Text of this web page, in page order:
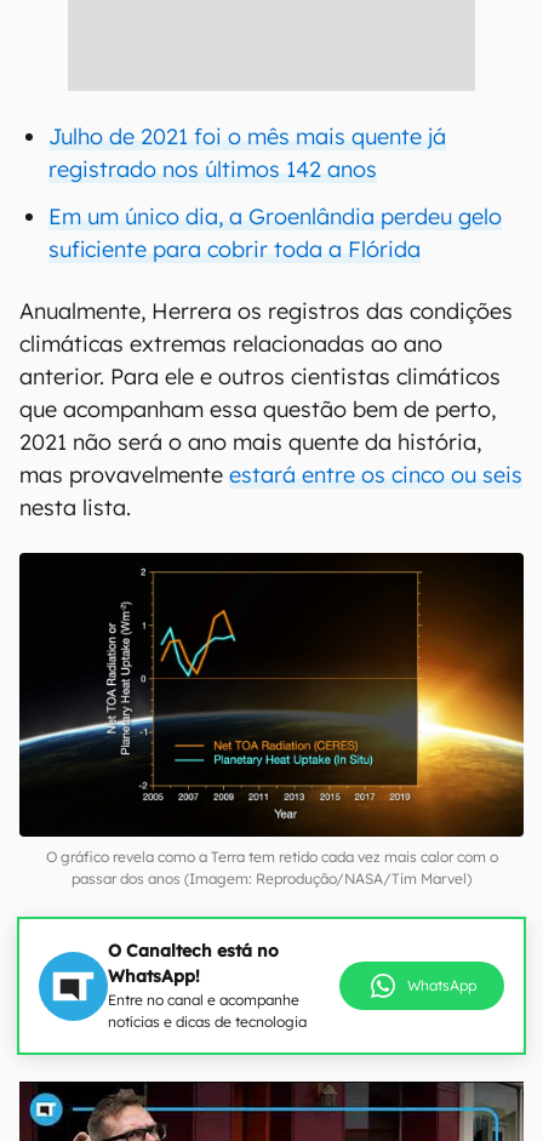
Julho de 2021 foi o mês mais quente já
registrado nos últimos 142 anos
Em um único dia, a Groenlândia perdeu gelo
suficiente para cobrir toda a Flórida
Anualmente, Herrera os registros das condições
climáticas extremas relacionadas ao ano
anterior. Para ele e outros cientistas climáticos
que acompanham essa questão bem de perto,
2021 não será o ano mais quente da história,
mas provavelmente estará entre os cinco ou seis
nesta lista.
O gráfico revela como a Terra tem retido cada vez mais calor com o
passar dos anos (Imagem: Reprodução/NASA/Tim Marvel)
O Canaltech está no
WhatsApp!
Entre no canal e acompanhe
notícias e dicas de tecnologia
WhatsApp